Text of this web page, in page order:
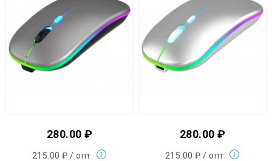
280.00 ₽
215.00 ₽ / опт.
280.00 ₽
215.00 ₽ / опт.